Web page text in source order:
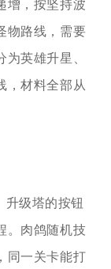
增，按坚持波
物路线，需要
英雄升星、
，材料全部从
升级塔的按钮
。肉鸽随机技
同一关卡能打